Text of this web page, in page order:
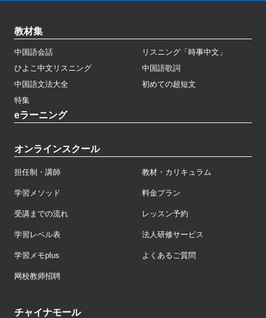
教材集
中国語会話
リスニング「時事中文」
ひよこ中文リスニング
中国語歌詞
中国語文法大全
初めての超短文
特集
eラーニング
オンラインスクール
担任制・講師 教材・カリキュラム
学習メソッド 料金プラン
受講までの流れ レッスン予約
学習レベル表 法人研修サービス
学習メモplus よくあるご質問
网校教师招聘
チャイナモール